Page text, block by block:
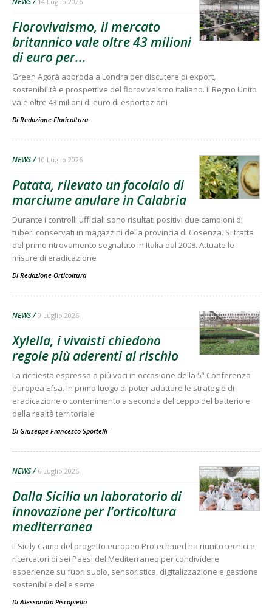
Florovivaismo, il mercato
britannico vale oltre 43 milioni
di euro per...
Green Agorà approda a Londra per discutere di export,
sostenibilità e prospettive del florovivaismo italiano. Il Regno Unito
vale oltre 43 milioni di euro di esportazioni
Di Redazione Floricoltura
NEWS 10 Luglio 2026
Patata, rilevato un focolaio di
marciume anulare in Calabria
Durante i controlli ufficiali sono risultati positivi due campioni di
tuberi conservati in magazzini della provincia di Cosenza. Si tratta
del primo ritrovamento segnalato in Italia dal 2008. Attuate le
misure di eradicazione
Di Redazione Orticoltura
NEWS 9 Luglio 2026
Xylella, i vivaisti chiedono
regole più aderenti al rischio
La richiesta espressa a più voci in occasione della 5ª Conferenza
europea Efsa. In primo luogo di poter adattare le strategie di
eradicazione o contenimento a seconda del ceppo del batterio e
della realtà territoriale
Di Giuseppe Francesco Sportelli
NEWS 6 Luglio 2026
Dalla Sicilia un laboratorio di
innovazione per l’orticoltura
mediterranea
Il Sicily Camp del progetto europeo Protechmed ha riunito tecnici e
ricercatori di sei Paesi del Mediterraneo per condividere
esperienze su fuori suolo, sensoristica, digitalizzazione e gestione
sostenibile delle serre
Di Alessandro Piscopiello